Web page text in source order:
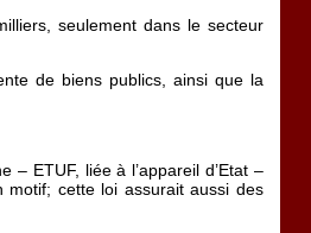
seulement dans le secteur
de biens publics, ainsi que la
ETUF, liée à l’appareil d’Etat –
motif; cette loi assurait aussi des